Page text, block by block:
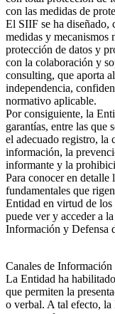
con las medidas de
El SIIF se ha diseñado,
medidas y mecanismos
protección de datos y
con la colaboración y
consulting, que aporta
independencia,
normativo aplicable.
Por consiguiente, la
garantías, entre las que
el adecuado registro, la
información, la
informante y la
Para conocer en detalle
fundamentales que
Entidad en virtud de
puede ver y acceder a
Información y Defensa
Canales de Información
La Entidad ha
que permiten la
o verbal. A tal efecto,